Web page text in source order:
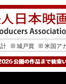
城戸賞 米国ア